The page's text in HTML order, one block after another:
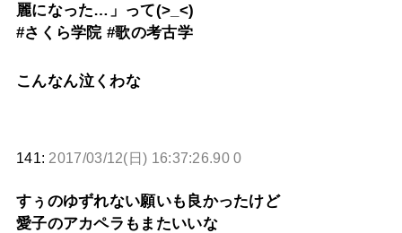
麗になった…」って(>_<)
#さくら学院 #歌の考古学
こんなん泣くわな
141: 2017/03/12(日) 16:37:26.90 0
すぅのゆずれない願いも良かったけど
愛子のアカペラもまたいいな